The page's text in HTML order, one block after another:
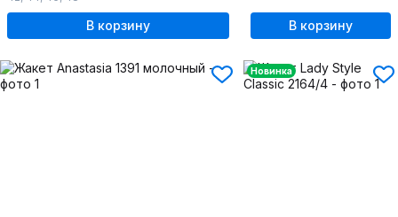
В корзину В корзину
Новинка